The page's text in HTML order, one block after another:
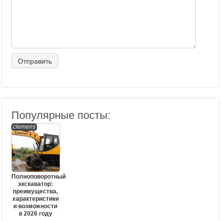
Популярные посты:
clemens
Полноповоротный
экскаватор:
преимущества,
характеристики
и возможности
в 2026 году